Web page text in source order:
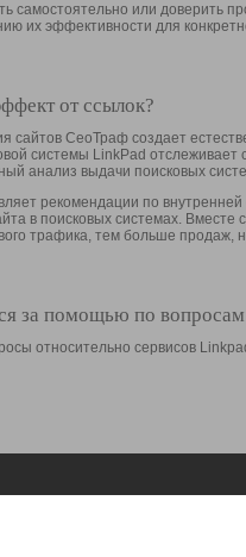
самостоятельно или доверить
их эффективности для
от ссылок?
сайтов СеоТраф создает
системы LinkPad
анализ выдачи поисковых
рекомендации по внутренней
в поисковых системах.
трафика, тем больше продаж,
за помощью по
относительно сервисов